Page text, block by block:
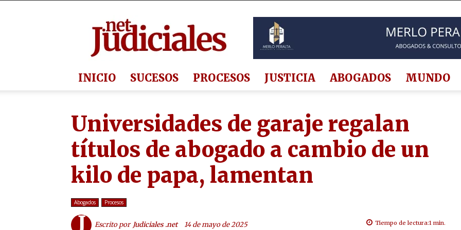
INICIO SUCESOS PROCESOS JUSTICIA ABOGADOS MUNDO
Universidades de garaje regalan
títulos de abogado a cambio de un
kilo de papa, lamentan
Abogados Procesos
Escrito por Judiciales .net 14 de mayo de 2025 Tiempo de lectura:1 min.